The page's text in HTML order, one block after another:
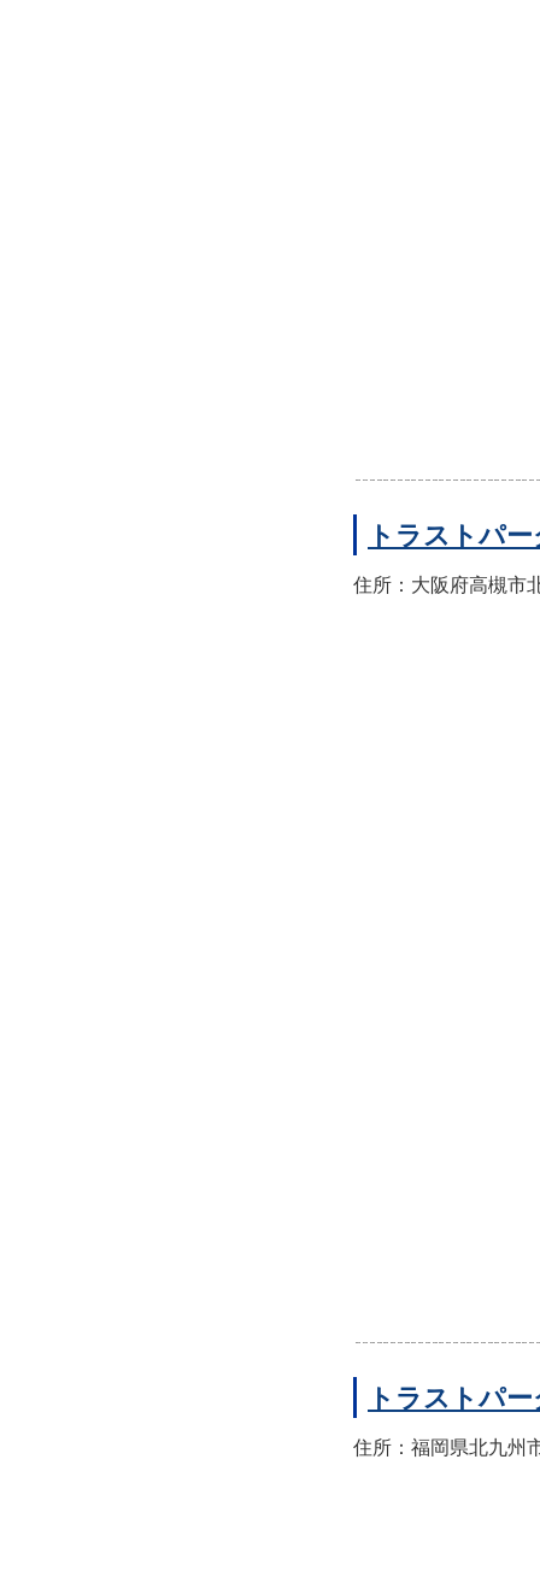
トラストパ
住所：大阪府高槻市
トラストパ
住所：福岡県北九州